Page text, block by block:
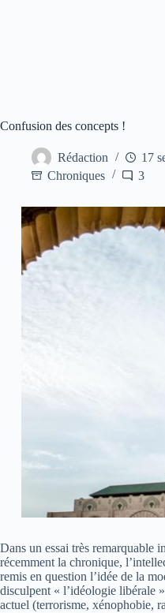
Confusion des concepts !
Rédaction
17
Chroniques
3
Dans un essai très remarquable
récemment la chronique,
remis en question l’idée de la
disculpent « l’idéologie libérale
actuel (terrorisme, xénophobie,